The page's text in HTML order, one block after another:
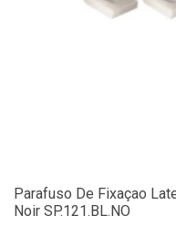
Parafuso De Fixaçao
Noir SP.121.BL.NO